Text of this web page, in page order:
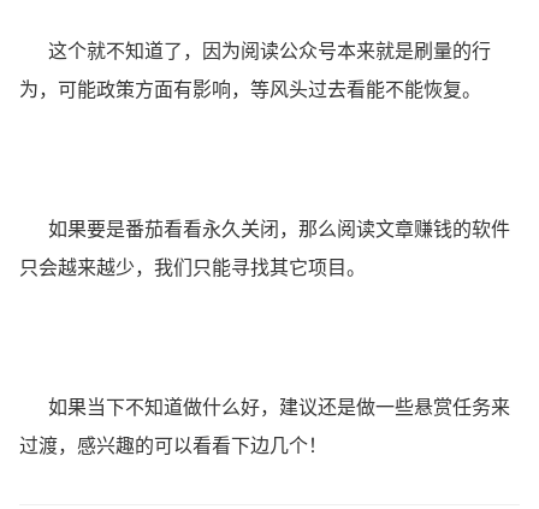
这个就不知道了，因为阅读公众号本来就是刷量的行
为，可能政策方面有影响，等风头过去看能不能恢复。
如果要是番茄看看永久关闭，那么阅读文章赚钱的软件
只会越来越少，我们只能寻找其它项目。
如果当下不知道做什么好，建议还是做一些悬赏任务来
过渡，感兴趣的可以看看下边几个！